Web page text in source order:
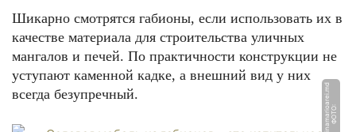
Шикарно смотрятся габионы, если использовать их в
качестве материала для строительства уличных
мангалов и печей. По практичности конструкции не
уступают каменной кадке, а внешний вид у них
всегда безупречный.
Ф
О
Т
О:
g
r
a
di
n
a
m
a
ri
o
a
r
ei.
m
d